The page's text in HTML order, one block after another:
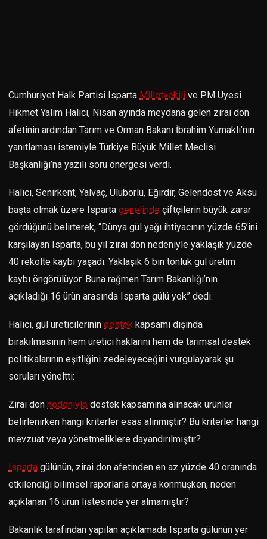
Cumhuriyet Halk Partisi Isparta Milletvekili ve PM Üyesi
Hikmet Yalım Halıcı, Nisan ayında meydana gelen zirai don
afetinin ardından Tarım ve Orman Bakanı İbrahim Yumaklı’nın
yanıtlaması istemiyle Türkiye Büyük Millet Meclisi
Başkanlığı’na yazılı soru önergesi verdi.
Halıcı, Senirkent, Yalvaç, Uluborlu, Eğirdir, Gelendost ve Aksu
başta olmak üzere Isparta genelinde çiftçilerin büyük zarar
gördüğünü belirterek, “Dünya gül yağı ihtiyacının yüzde 65’ini
karşılayan Isparta, bu yıl zirai don nedeniyle yaklaşık yüzde
40 rekolte kaybı yaşadı. Yaklaşık 6 bin tonluk gül üretim
kaybı öngörülüyor. Buna rağmen Tarım Bakanlığı’nın
açıkladığı 16 ürün arasında Isparta gülü yok” dedi.
Halıcı, gül üreticilerinin destek kapsamı dışında
bırakılmasının hem üretici haklarını hem de tarımsal destek
politikalarının eşitliğini zedeleyeceğini vurgulayarak şu
soruları yöneltti:
Zirai don nedeniyle destek kapsamına alınacak ürünler
belirlenirken hangi kriterler esas alınmıştır? Bu kriterler hangi
mevzuat veya yönetmeliklere dayandırılmıştır?
Isparta gülünün, zirai don afetinden en az yüzde 40 oranında
etkilendiği bilimsel raporlarla ortaya konmuşken, neden
açıklanan 16 ürün listesinde yer almamıştır?
Bakanlık tarafından yapılan açıklamada Isparta gülünün yer